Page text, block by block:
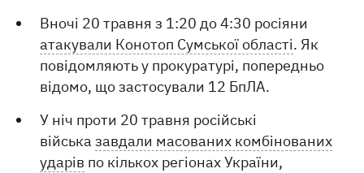
Вночі 20 травня з 1:20 до 4:30 росіяни
атакували Конотоп Сумської області. Як
повідомляють у прокуратурі, попередньо
відомо, що застосували 12 БпЛА.
У ніч проти 20 травня російські
військазавдали масованих комбінованих
ударів по кількох регіонах України,